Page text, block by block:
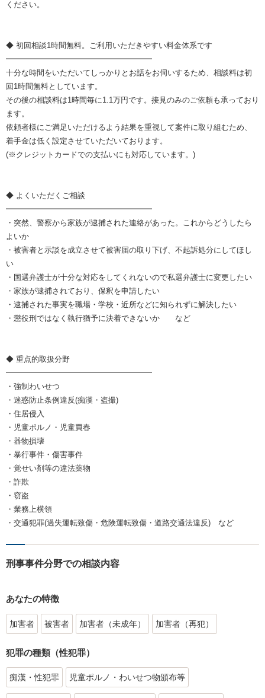
ください。
◆ 初回相談1時間無料。ご利用いただきやすい料金体系です
━━━━━━━━━━━━━━━━━━━
十分な時間をいただいてしっかりとお話をお伺いするため、相談料は初
回1時間無料としています。
その後の相談料は1時間毎に1.1万円です。接見のみのご依頼も承っており
ます。
依頼者様にご満足いただけるよう結果を重視して案件に取り組むため、
着手金は低く設定させていただいております。
(※クレジットカードでの支払いにも対応しています。)
◆ よくいただくご相談
━━━━━━━━━━━━━━━━━━━
・突然、警察から家族が逮捕された連絡があった。これからどうしたら
よいか
・被害者と示談を成立させて被害届の取り下げ、不起訴処分にしてほし
い
・国選弁護士が十分な対応をしてくれないので私選弁護士に変更したい
・家族が逮捕されており、保釈を申請したい
・逮捕された事実を職場・学校・近所などに知られずに解決したい
・懲役刑ではなく執行猶予に決着できないか など
◆ 重点的取扱分野
━━━━━━━━━━━━━━━━━━━
・強制わいせつ
・迷惑防止条例違反(痴漢・盗撮)
・住居侵入
・児童ポルノ・児童買春
・器物損壊
・暴行事件・傷害事件
・覚せい剤等の違法薬物
・詐欺
・窃盗
・業務上横領
・交通犯罪(過失運転致傷・危険運転致傷・道路交通法違反) など
刑事事件分野での相談内容
あなたの特徴
加害者 被害者 加害者（未成年） 加害者（再犯）
犯罪の種類（性犯罪）
痴漢・性犯罪 児童ポルノ・わいせつ物頒布等